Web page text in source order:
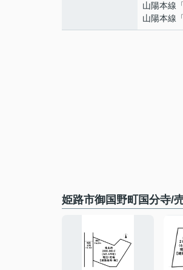
山陽本線 「
山陽本線 「
姫路市御国野町国分寺/